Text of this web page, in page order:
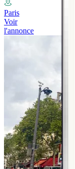
Paris
Voir
l'annonce